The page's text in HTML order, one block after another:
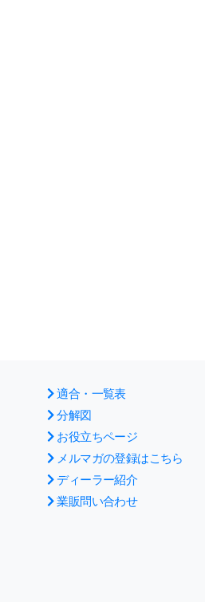
適合・一覧表
分解図
お役立ちページ
メルマガの登録はこちら
ディーラー紹介
業販問い合わせ